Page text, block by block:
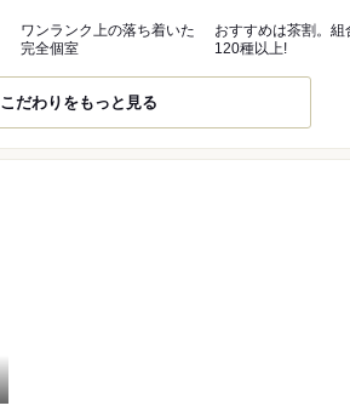
ワンランク上の落ち着いた
完全個室
おすすめは茶割。組
120種以上!
こだわりをもっと見る